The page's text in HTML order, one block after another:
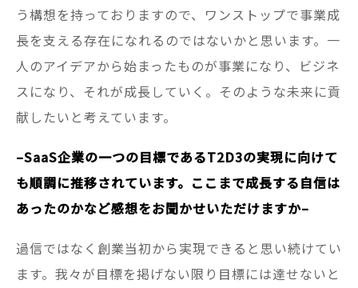
う構想を持っておりますので、ワンストップで事業成
長を支える存在になれるのではないかと思います。一
人のアイデアから始まったものが事業になり、ビジネ
スになり、それが成長していく。そのような未来に貢
献したいと考えています。
–SaaS企業の一つの目標であるT2D3の実現に向けて
も順調に推移されています。ここまで成長する自信は
あったのかなど感想をお聞かせいただけますか–
過信ではなく創業当初から実現できると思い続けてい
ます。我々が目標を掲げない限り目標には達せないと